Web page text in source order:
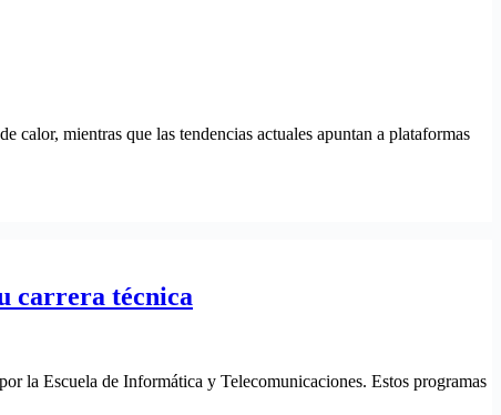
calor, mientras que las tendencias actuales apuntan a plataformas
carrera técnica
la Escuela de Informática y Telecomunicaciones. Estos programas